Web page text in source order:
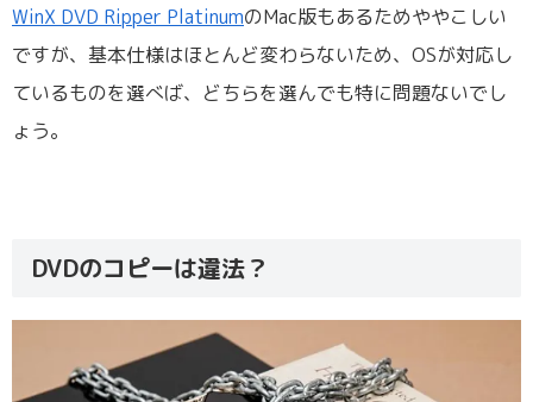
WinX DVD Ripper PlatinumのMac版もあるためややこしい
ですが、基本仕様はほとんど変わらないため、OSが対応し
ているものを選べば、どちらを選んでも特に問題ないでし
ょう。
DVDのコピーは違法？